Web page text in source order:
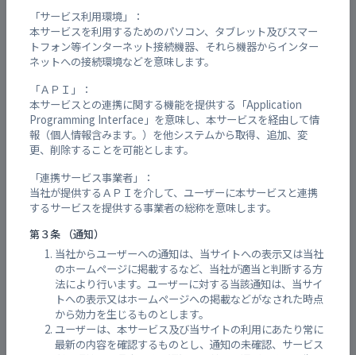
「サービス利用環境」：
本サービスを利用するためのパソコン、タブレット及びスマー
トフォン等インターネット接続機器、それら機器からインター
ネットへの接続環境などを意味します。
「ＡＰＩ」：
本サービスとの連携に関する機能を提供する「Application
Programming Interface」を意味し、本サービスを経由して情
報（個人情報含みます。）を他システムから取得、追加、変
更、削除することを可能とします。
「連携サービス事業者」：
当社が提供するＡＰＩを介して、ユーザーに本サービスと連携
するサービスを提供する事業者の総称を意味します。
第３条 （通知）
当社からユーザーへの通知は、当サイトへの表示又は当社
のホームページに掲載するなど、当社が適当と判断する方
法により行います。ユーザーに対する当該通知は、当サイ
トへの表示又はホームページへの掲載などがなされた時点
から効力を生じるものとします。
ユーザーは、本サービス及び当サイトの利用にあたり常に
最新の内容を確認するものとし、通知の未確認、サービス
西風新都東公園 閉鎖中 -
大塚公民館 閉鎖中 -
大塚児童館 閉鎖中 -
大塚中学校 閉鎖中 -
広島市立大学 閉鎖中 -